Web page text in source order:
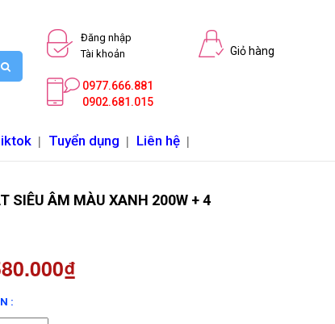
Đăng nhập
Tài khoản
Giỏ hàng
0977.666.881
0902.681.015
| Tuyển dụng | Liên hệ |
SIÊU ÂM MÀU XANH 200W + 4
: